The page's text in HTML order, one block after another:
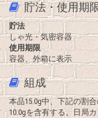
貯法・使用期
貯法
しゃ光・気密容器
使用期限
容器、外箱に表示
組成
本品15.0g中、下記の割
10.0gを含有する。日